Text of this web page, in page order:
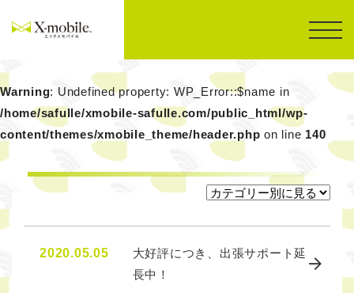
Warning: Undefined property: WP_Error::$name in
/home/safulle/xmobile-safulle.com/public_html/wp-
content/themes/xmobile_theme/header.php on line 140
2020.05.05
大好評につき、出張サポート延
長中！